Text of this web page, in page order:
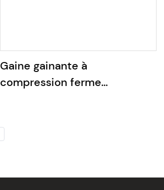
Gaine gainante à
compression ferme